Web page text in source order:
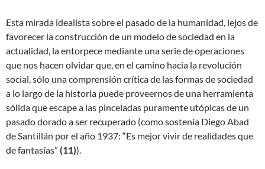
Esta mirada idealista sobre el pasado de la humanidad, lejos de
favorecer la construcción de un modelo de sociedad en la
actualidad, la entorpece mediante una serie de operaciones
que nos hacen olvidar que, en el camino hacia la revolución
social, sólo una comprensión crítica de las formas de sociedad
a lo largo de la historia puede proveernos de una herramienta
sólida que escape a las pinceladas puramente utópicas de un
pasado dorado a ser recuperado (como sostenía Diego Abad
de Santillán por el año 1937: “Es mejor vivir de realidades que
de fantasías” (11)).